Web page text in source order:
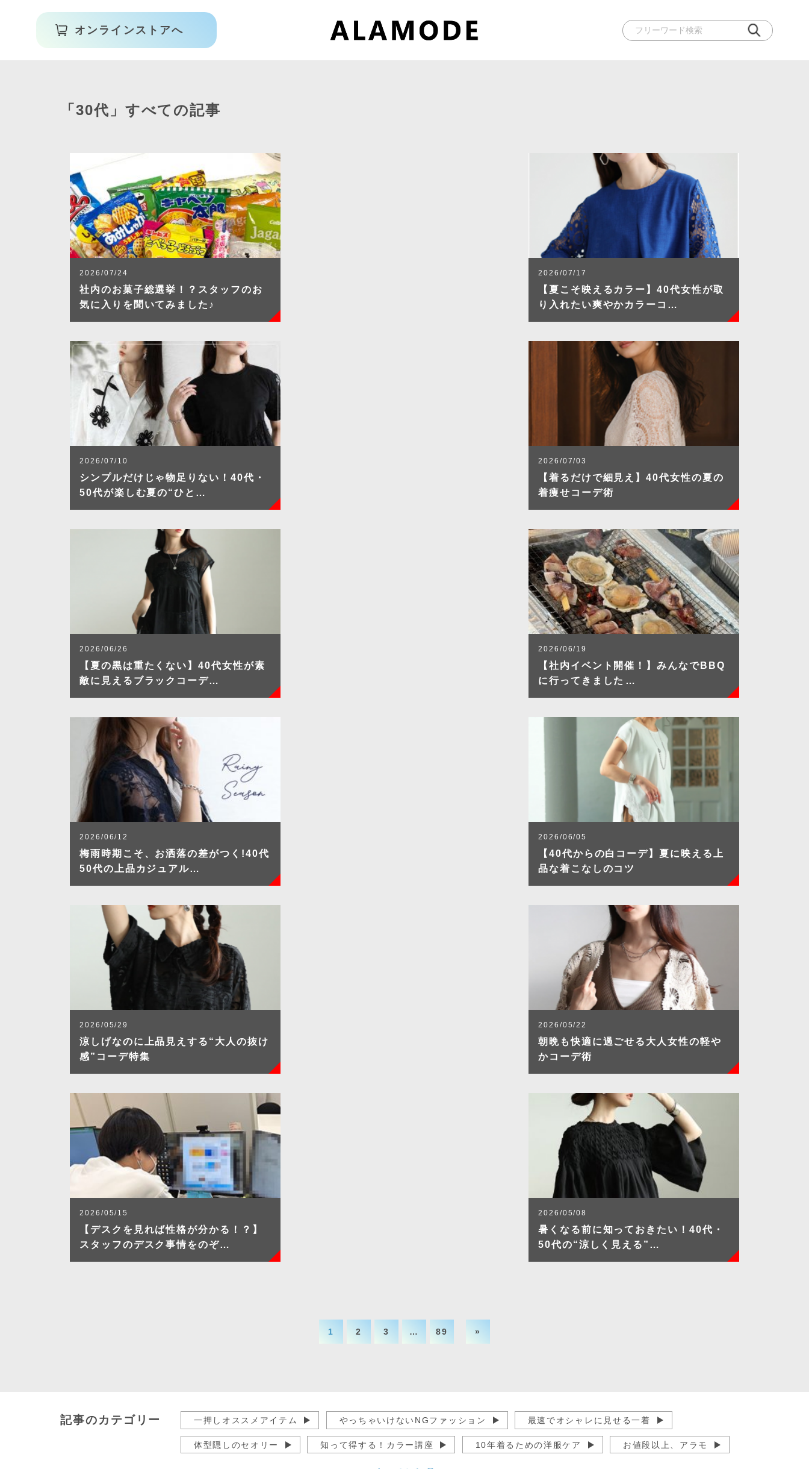
オンラインストアへ
「30代」すべての記事
2026/07/24
社内のお菓子総選挙！？スタッフのお
気に入りを聞いてみました♪
2026/07/17
【夏こそ映えるカラー】40代女性が取
り入れたい爽やかカラーコ…
2026/07/10
シンプルだけじゃ物足りない！40代・
50代が楽しむ夏の“ひと…
2026/07/03
【着るだけで細見え】40代女性の夏の
着痩せコーデ術
2026/06/26
【夏の黒は重たくない】40代女性が素
敵に見えるブラックコーデ…
2026/06/19
【社内イベント開催！】みんなでBBQ
に行ってきました…
2026/06/12
梅雨時期こそ、お洒落の差がつく!40代
50代の上品カジュアル…
2026/06/05
【40代からの白コーデ】夏に映える上
品な着こなしのコツ
2026/05/29
涼しげなのに上品見えする“大人の抜け
感”コーデ特集
2026/05/22
朝晩も快適に過ごせる大人女性の軽や
かコーデ術
2026/05/15
【デスクを見れば性格が分かる！？】
スタッフのデスク事情をのぞ…
2026/05/08
暑くなる前に知っておきたい！40代・
50代の“涼しく見える”…
1 2 3 … 89 »
記事のカテゴリー 一押しオススメアイテム やっちゃいけないNGファッション 最速でオシャレに見せる一着
体型隠しのセオリー 知って得する！カラー講座 10年着るための洋服ケア お値段以上、アラモ